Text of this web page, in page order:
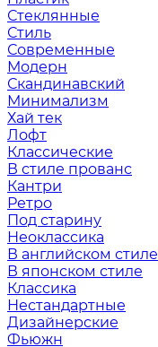
Стеклянные
Стиль
Современные
Модерн
Скандинавский
Минимализм
Хай тек
Лофт
Классические
В стиле прованс
Кантри
Ретро
Под старину
Неоклассика
В английском стиле
В японском стиле
Классика
Нестандартные
Дизайнерские
Фьюжн